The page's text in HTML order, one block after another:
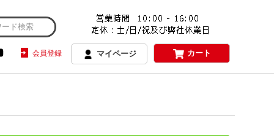
会員登録 マイページ カート